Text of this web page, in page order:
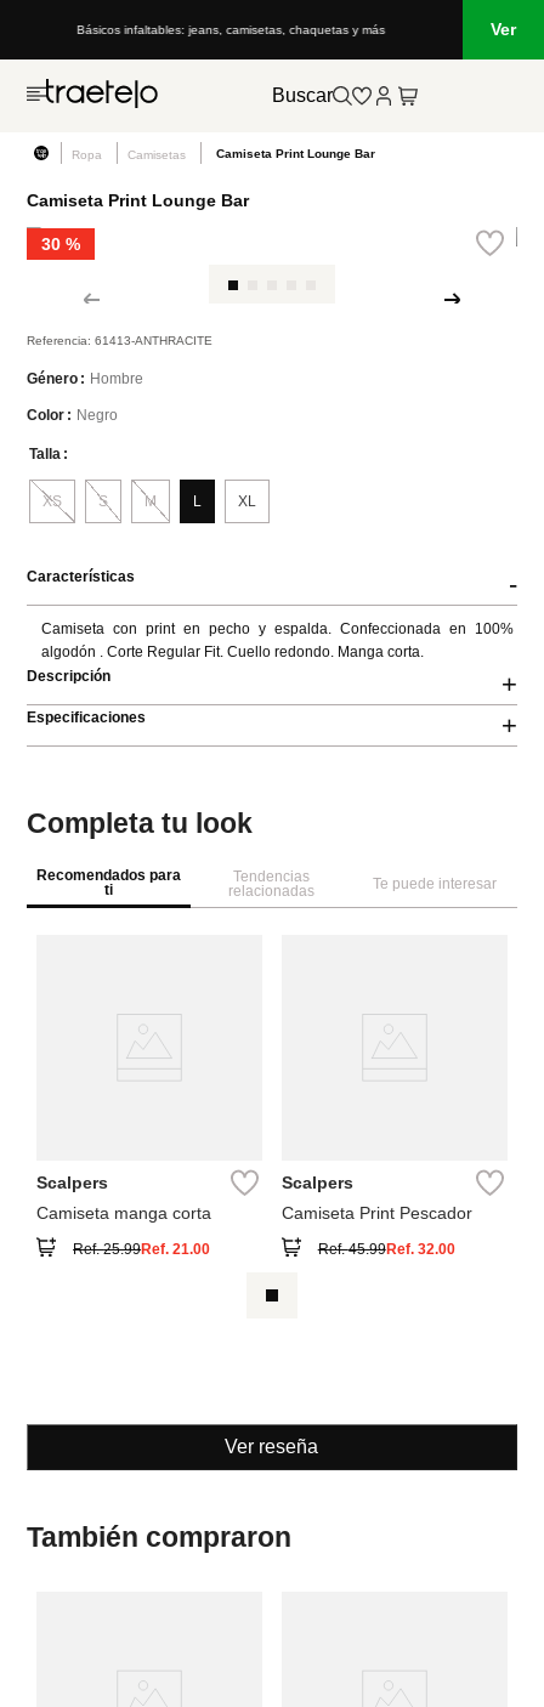
Básicos infaltables: jeans, camisetas, chaquetas y más Ver
Buscar
Ropa Camisetas Camiseta Print Lounge Bar
Camiseta Print Lounge Bar
30 %
Referencia:61413-ANTHRACITE
Género Hombre
Color Negro
Talla
L
M
S XL
XS
Características -
Camiseta con print en pecho y espalda. Confeccionada en 100%
algodón . Corte Regular Fit. Cuello redondo. Manga corta.
Descripción
+
Especificaciones +
Completa tu look
Recomendados para
ti
Tendencias
relacionadas
Te puede interesar
Scalpers
Camiseta manga corta
Ref.25.99Ref.21.00
Scalpers
Camiseta Print Pescador
Ref.45.99Ref. 32.00
Ver reseña
También compraron